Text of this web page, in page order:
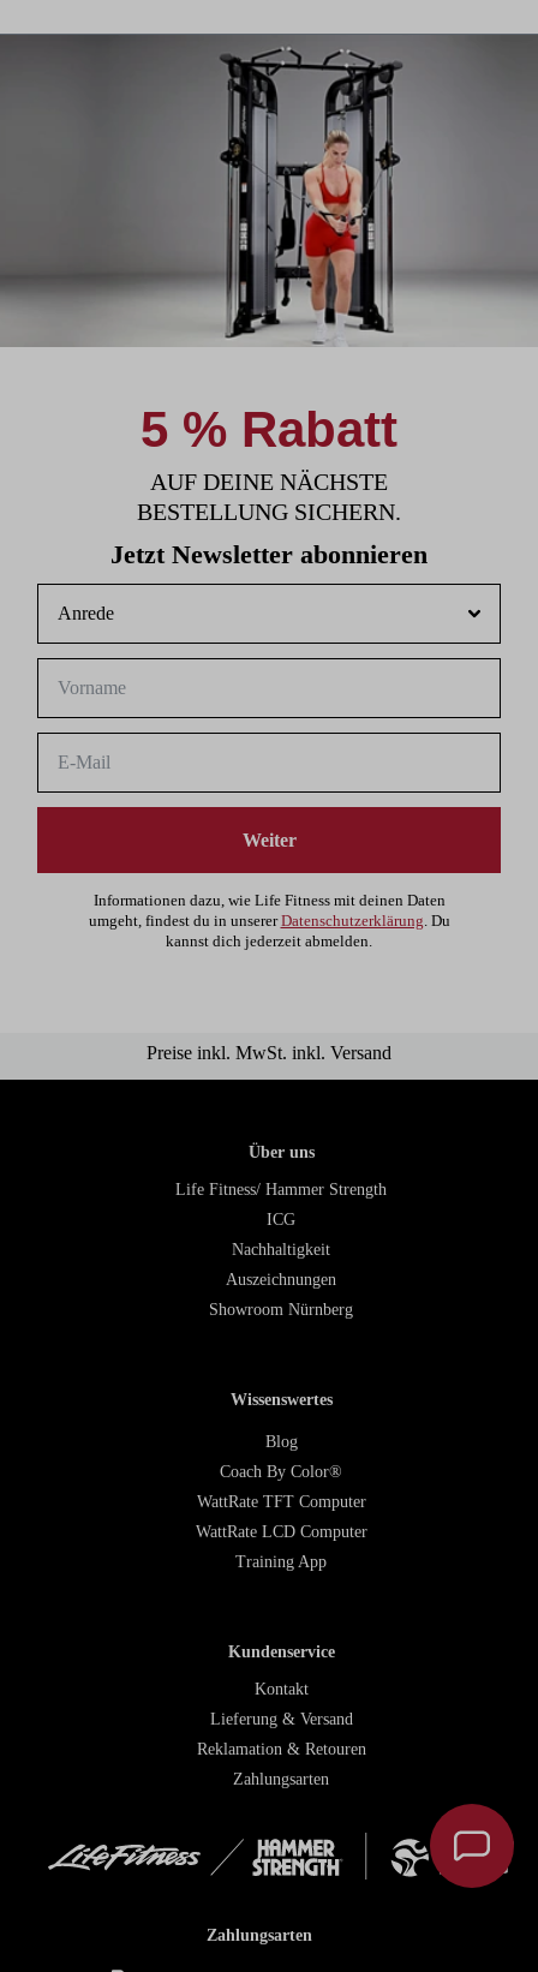
5 % Rabatt
AUF DEINE NÄCHSTE
BESTELLUNG SICHERN.
Jetzt Newsletter abonnieren
Weiter
Informationen dazu, wie Life Fitness mit deinen Daten
umgeht, findest du in unsererDatenschutzerklärung . Du
kannst dich jederzeit abmelden.
Preise inkl. MwSt. inkl. Versand
Über uns
Life Fitness/ Hammer Strength
ICG
Nachhaltigkeit
Auszeichnungen
Showroom Nürnberg
Wissenswertes
Blog
Coach By Color®
WattRate TFT Computer
WattRate LCD Computer
Training App
Kundenservice
Kontakt
Lieferung & Versand
Reklamation & Retouren
Zahlungsarten
Zahlungsarten